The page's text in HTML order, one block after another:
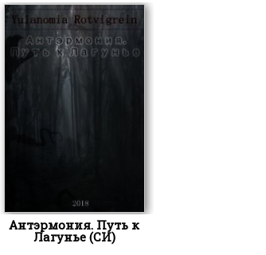
Антэрмония. Путь к
Лагунье (СИ)